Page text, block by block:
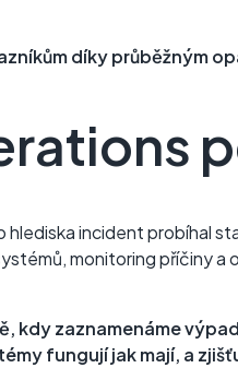
díky průběžným
hlediska incident probíhal
monitoring příčiny a
kdy zaznamenáme
fungují jak mají, a